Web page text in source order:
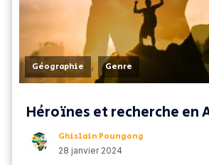
Géographie , Genre
Héroïnes et recherche en
Ghislain Poungong
28 janvier 2024